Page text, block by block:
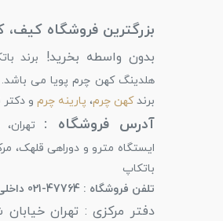
بزرگترین فروشگاه
بدون واسطه بخرید!
برند
هلدینگ کهن چرم پویا می باشد.
برندکهن چرم، پارینه چرم و
آدرس فروشگاه :
ایستگاه مترو و دوراهی قلهک،
باتکاپ
تلفن فروشگاه : 47764-021 داخلی 120
دفتر مرکزی : تهران